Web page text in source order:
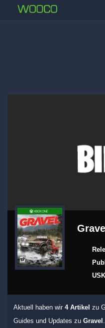
Gravel
Aktuell haben wir 4 Artikel zu
Guides und Updates zu Gravel .